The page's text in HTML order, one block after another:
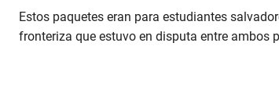
Estos paquetes eran para estudiantes
fronteriza que estuvo en disputa entre ambos